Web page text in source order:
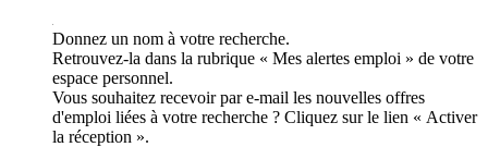
Donnez un nom à votre recherche.
Retrouvez-la dans la rubrique « Mes alertes emploi » de votre
espace personnel.
Vous souhaitez recevoir par e-mail les nouvelles offres
d'emploi liées à votre recherche ? Cliquez sur le lien « Activer
la réception ».